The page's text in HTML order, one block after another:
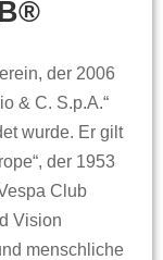
der 2006
& C. S.p.A.“
wurde. Er gilt
der 1953
Club
Vision
menschliche